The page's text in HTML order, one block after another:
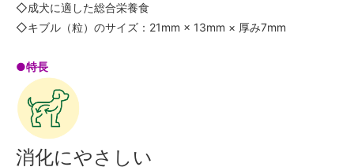
◇成犬に適した総合栄養食
◇キブル（粒）のサイズ：21mm × 13mm × 厚み7mm
●特長
消化にやさしい